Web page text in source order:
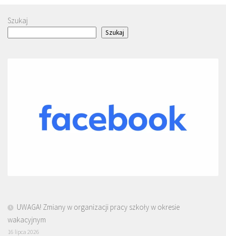
Szukaj
Szukaj
UWAGA! Zmiany w organizacji pracy szkoły w okresie
wakacyjnym
16 lipca 2026